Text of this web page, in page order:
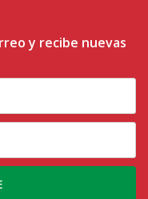
y recibe nuevas